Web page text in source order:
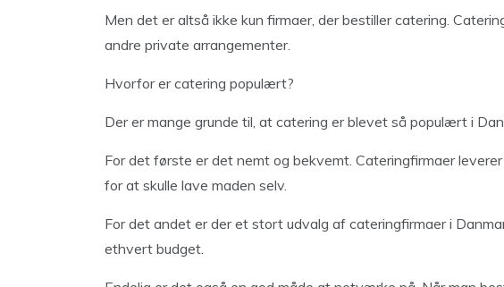
Men det er altså ikke kun firmaer, der bestiller catering.
andre private arrangementer.
Hvorfor er catering populært?
Der er mange grunde til, at catering er blevet så populært i
For det første er det nemt og bekvemt. Cateringfirmaer
for at skulle lave maden selv.
For det andet er der et stort udvalg af cateringfirmaer i
ethvert budget.